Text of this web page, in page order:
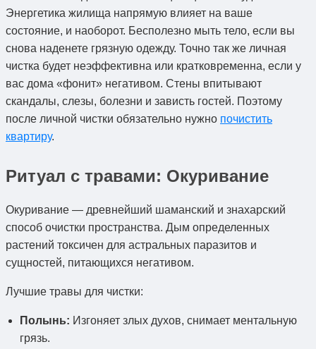
Энергетика жилища напрямую влияет на ваше
состояние, и наоборот. Бесполезно мыть тело, если вы
снова наденете грязную одежду. Точно так же личная
чистка будет неэффективна или кратковременна, если у
вас дома «фонит» негативом. Стены впитывают
скандалы, слезы, болезни и зависть гостей. Поэтому
после личной чистки обязательно нужно почистить
квартиру.
Ритуал с травами: Окуривание
Окуривание — древнейший шаманский и знахарский
способ очистки пространства. Дым определенных
растений токсичен для астральных паразитов и
сущностей, питающихся негативом.
Лучшие травы для чистки:
Полынь: Изгоняет злых духов, снимает ментальную
грязь.